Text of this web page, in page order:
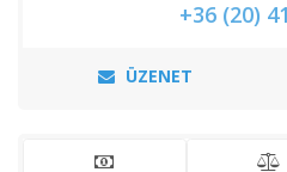
+36 (20)
ÜZENET